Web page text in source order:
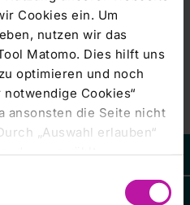
Cookies ein. Um
nutzen wir das
Matomo. Dies hilft uns
optimieren und noch
Cookies“
ansonsten die Seite nicht
„Auswahl erlauben“
ausgewählte
Cookies. Sie können
AFX.de